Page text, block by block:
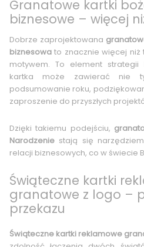
Granatowe kartki
biznesowe – więcej
Dobrze zaprojektowana
biznesowa to znacznie więcej niż
motywem. To element strategii
kartka może zawierać nie
podsumowanie roku,
zaproszenie do przyszłych
Dzięki takiemu podejściu,
Narodzenie stają się
relacji biznesowych, co w świecie
Świąteczne kartki
granatowe z logo –
przekazu
Świąteczne kartki reklamowe